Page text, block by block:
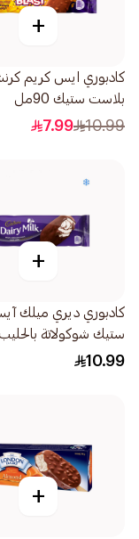
+
كادبوري ايس كريم
بلاست ستيك 90مل
10.99
7.99
+
كادبوري ديري ميلك
ستيك شوكولاتة بالحليب
10.99
+